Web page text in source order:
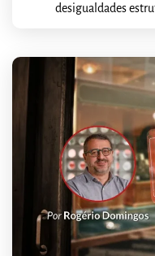
desigualdades